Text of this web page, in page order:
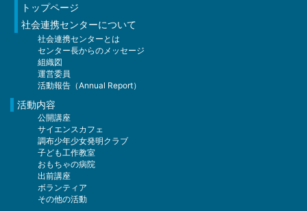
電気通信大学情報理工学研究科基礎理工学専
攻 牧 昌次郎 助教
電気通信大学情報理工学部・情報理工学研究
科 学生5名
酵素で発光するホタルの原理を試験管で再現し
て、生体機能を人間が人工的に創ることができ
るかどうか確かめてみる。
活動概要
講師
電気通信大学情報理工学研究科基礎理工学専
攻 牧 昌次郎 助教
電気通信大学情報理工学部・情報理工学研究
活動テーマ
酵素で発光するホタルの原理を試験管で再現し
て、生体機能を人間が人工的に創ることができ
るかどうか確かめてみる。
電気通信大学情報理工学研究科基礎理工学専
攻 牧 昌次郎 助教
電気通信大学情報理工学部・情報理工学研究
科 学生7名
活動テーマ
酵素で発光するホタルの原理を試験管で再現し
て、生体機能を人間が人工的に創ることができ
るかどうか確かめてみる。
活動概要
講師
電気通信大学情報理工学研究科基礎理工学専
攻 牧 昌次郎 助教
科 学生7名
内容
活動テーマ：
酵素で発光するホタルの原理を試験管で再現
し、生体機能を人間が人工的に創ることができ
トップページ
社会連携センターについて
社会連携センターとは
センター長からのメッセージ
組織図
運営委員
活動報告（Annual Report）
活動内容
公開講座
サイエンスカフェ
調布少年少女発明クラブ
子ども工作教室
おもちゃの病院
出前講座
ボランティア
その他の活動